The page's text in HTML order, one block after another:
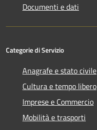
Documenti e dati
Categorie di Servizio
Anagrafe e stato civile
Cultura e tempo libero
Imprese e Commercio
Mobilità e trasporti